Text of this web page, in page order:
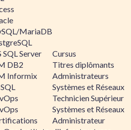
MariaDB
SQL Server
DB2
Informix
Cursus
Titres diplômants
Administrateurs
Systèmes et Réseaux
Technicien Supérieur
Systèmes et Réseaux
Administrateur